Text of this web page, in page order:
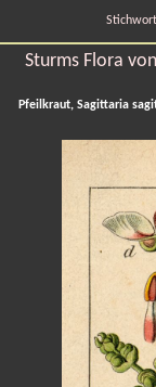
Sturms Flora
Pfeilkraut, Sagittaria